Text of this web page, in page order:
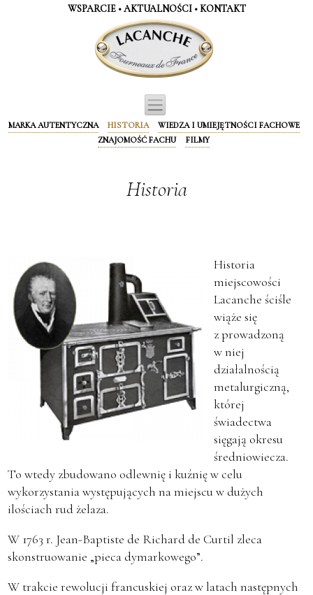
WSPARCIE•AKTUALNOŚCI•KONTAKT
MARKA AUTENTYCZNA HISTORIA
WIEDZA I UMIEJĘTNOŚCI FACHOWE
ZNAJOMOŚĆ FACHU
FILMY
Historia
Historia
miejscowości
Lacanche ściśle
wiąże się
z prowadzoną
w niej
działalnością
metalurgiczną,
której
świadectwa
sięgają okresu
średniowiecza.
To wtedy zbudowano odlewnię i kuźnię w celu
wykorzystania występujących na miejscu w dużych
ilościach rud żelaza.
W 1763 r. Jean-Baptiste de Richard de Curtil zleca
skonstruowanie „pieca dymarkowego”.
W trakcie rewolucji francuskiej oraz w latach następnych
Panel zarządzania plikami cookies